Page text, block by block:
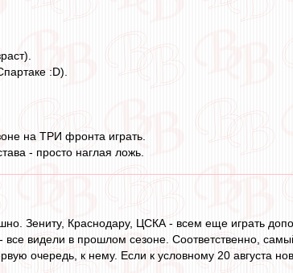
:D).
на ТРИ фронта играть.
- просто наглая ложь.
Зениту, Краснодару, ЦСКА - всем еще играть
видели в прошлом сезоне. Соответственно,
очередь, к нему. Если к условному 20 августа